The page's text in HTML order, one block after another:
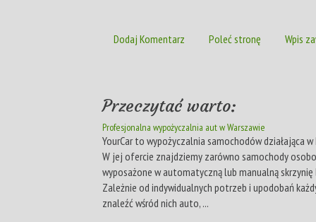
Dodaj Komentarz Poleć stronę Wpis
Przeczytać warto:
Profesjonalna wypożyczalnia aut w Warszawie
YourCar to wypożyczalnia samochodów działająca w
W jej ofercie znajdziemy zarówno samochody
wyposażone w automatyczną lub manualną skrzynię
Zależnie od indywidualnych potrzeb i upodobań
znaleźć wśród nich auto, ...